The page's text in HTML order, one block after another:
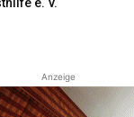
e. V.
Anzeige